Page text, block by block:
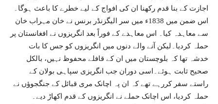
اجازت کے بنا قدم رکھنا ان کی افواج کے لیے خطرے کا باعث ہوگا۔
اس ضمن میں 1838ء میں سر الیگزنڈر برنس نے خان مہراب خان
سے معاہدہ کیا۔ اس معاہدے کے فوراً بعد انگریزوں نے افغانستان پر
حملہ کردیا۔لیکن آنے والے دنوں میں انگریزوں کو جس کا بات
خدشہ تھا کہ بلوچستان میں ان کے قافلے محفوظ نہیں، بالکل
صحیح ثابت ہوئے۔اسی دوران جب انگریزی سپاہی بولان کے
راستے سفر کررہے تھے کہ ان پہ اچانک مری قبائل کے جنگجوؤں نے
حملہ کردیا، اس اچانک حملے نے انگریزوں کے قدم اکھاڑ دیے۔